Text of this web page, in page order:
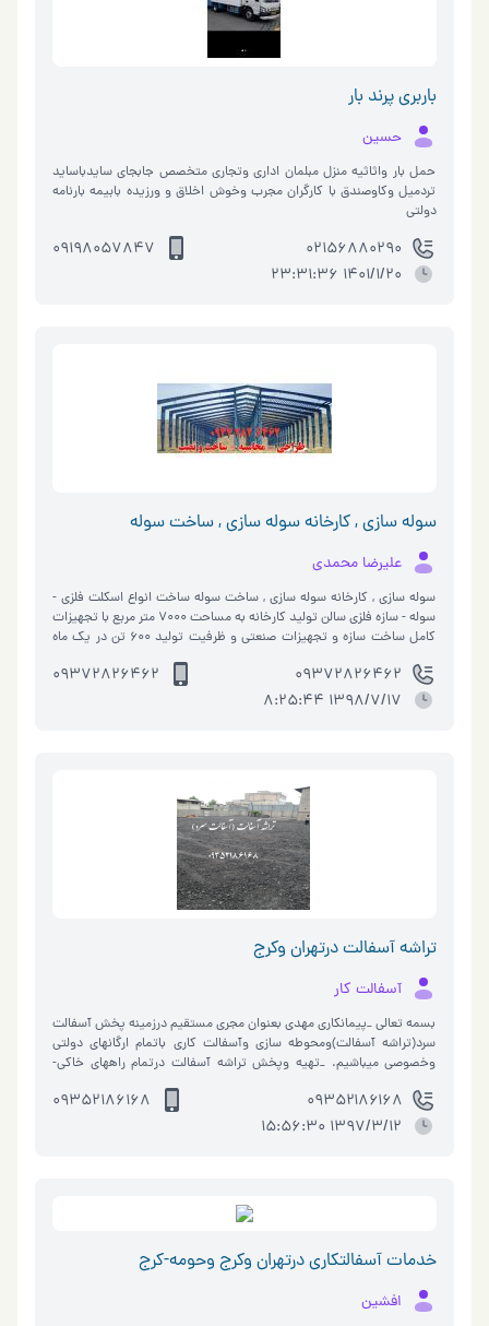
باربری پرند بار
حسین
حمل بار واثاثیه منزل مبلمان اداری وتجاری متخصص جابجای سایدباساید
تردمیل وکاوصندق با کارگران مجرب وخوش اخلاق و ورزیده بابیمه بارنامه
دولتی
02156880290
09198057847
1401/1/20 23:31:36
سوله سازی , کارخانه سوله سازی , ساخت سوله
علیرضا محمدی
سوله سازی , کارخانه سوله سازی , ساخت سوله ساخت انواع اسکلت فلزی -
سوله - سازه فلزی سالن تولید کارخانه به مساحت 7000 متر مربع با تجهیزات
کامل ساخت سازه و تجهیزات صنعتی و ظرفیت تولید 600 تن در یک ماه
09372826462
09372826462
1398/7/17 8:25:44
تراشه آسفالت درتهران وکرج
آسفالت کار
بسمه تعالی _پیمانکاری مهدی بعنوان مجری مستقیم درزمینه پخش آسفالت
سرد(تراشه آسفالت)ومحوطه سازی وآسفالت کاری باتمام ارگانهای دولتی
وخصوصی میباشیم. _تهیه وپخش تراشه آسفالت درتمام راههای خاکی-
۰۹۳۵۲۱۸۶۱۶۸
09352186168
1397/3/12 15:56:30
خدمات آسفالتکاری درتهران وکرج وحومه-کرج
افشین